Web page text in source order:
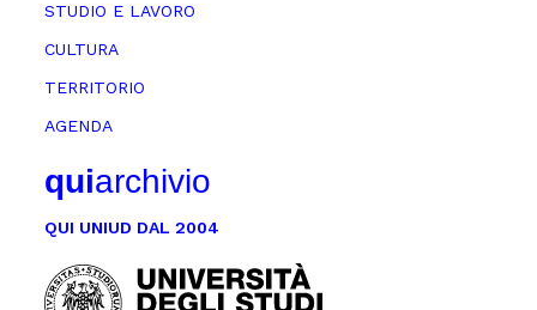
STUDIO E LAVORO
CULTURA
TERRITORIO
AGENDA
quiarchivio
QUI UNIUD DAL 2004